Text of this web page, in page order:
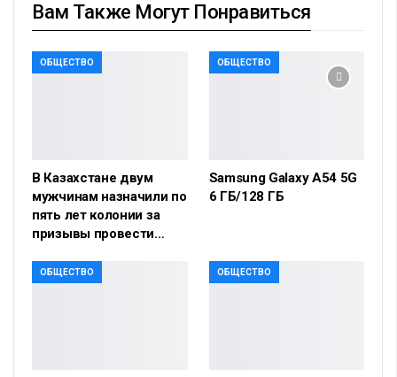
Вам Также Могут Понравиться
ОБЩЕСТВО
В Казахстане двум
мужчинам назначили по
пять лет колонии за
призывы провести…
ОБЩЕСТВО
Samsung Galaxy A54 5G
6 ГБ/128 ГБ
ОБЩЕСТВО ОБЩЕСТВО